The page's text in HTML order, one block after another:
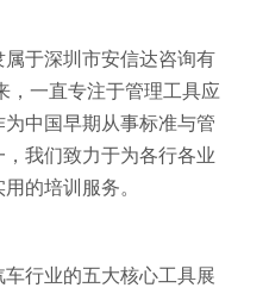
于深圳市安信达咨询有
，一直专注于管理工具应
中国早期从事标准与管
我们致力于为各行各业
的培训服务。
行业的五大核心工具展